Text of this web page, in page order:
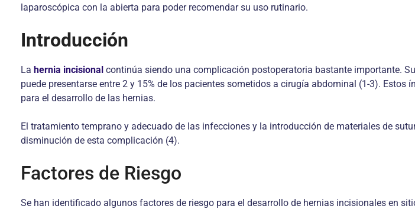
laparoscópica con la abierta para poder recomendar su uso rutinario.
Introducción
La hernia incisional continúa siendo una complicación postoperatoria bastante importante.
puede presentarse entre 2 y 15% de los pacientes sometidos a cirugía abdominal (1-3).
para el desarrollo de las hernias.
El tratamiento temprano y adecuado de las infecciones y la introducción de materiales de
disminución de esta complicación (4).
Factores de Riesgo
Se han identificado algunos factores de riesgo para el desarrollo de hernias incisionales en